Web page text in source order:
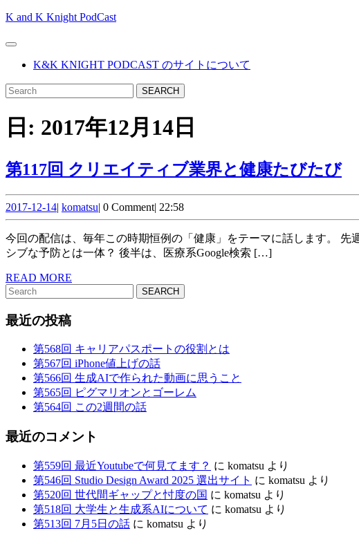
Skip
content
K and K Knight PodCast
Open
ButtonK&K KNIGHT PODCAST のサイトについて
CLOSE
BUTTON
Search
for:
日: 2017年12月14日
第117回 クリエイティブ業界と健康たびたび第
ク
2017-12-142017-
12-
14
| komatsukomatsu
| 0 Comment| 22:58
今回の配信は、毎年この時期恒例の「健康」をテーマに話します。 先週のインフルから復帰したKが、それを通して予防について思うところを語ります。 先生という立場と、オフェン
シブな予防とは一体？ 後半は、医療系Google検索 […]
READ MORE
Search
for:
最近の投稿
第568回 キャリアパスポートの役割とは
第567回 iPhone値上げの話
第566回 生成AIで作られた動画に思うこと
第565回 ピグマリオンとゴーレム
第564回 この2週間の話
最近のコメント
第559回 最近Youtubeで何見てます？ に komatsu より
第546回 Studio Design Award 2025 選出サイト に komatsu より
第520回 世代間ギャップと忖度の国 に komatsu より
第518回 大学生と生成系AIについて に komatsu より
第513回 7月5日の話 に komatsu より